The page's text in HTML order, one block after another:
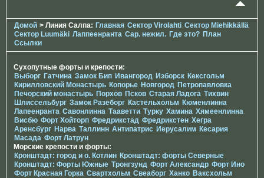
Домой > Линия Салпа: Главная Сектор Virolahti Сектор Miehikkällä
Сектор Luumäki Лаппеенранта Сар. нежил. Где это? План
Ссылки
Сухопутные форты и крепости:
Выборг Гатчина Замок Бип Ивангород Изборск Кексгольм
Кирилловский Монастырь Копорье Новгород Петропавловка
Печорcкий монастырь Порхов Псков Старая Ладога Тихвин
Шлиссельбург Замок Разеборг Кастельхольм Кюменлинна
Лапеенранта Савонлинна Тааветти Турку Хамина Хямеенлинна
Висбю Форт Хойторп Фредрикстад Фредрикстен Хегра
Аренсбург Нарва Таллинн Антипатрис Иерусалим Кесария
Масада Форт Латрун
Морские крепости и форты:
Кронштадт: город и о. Котлин Кронштадт: форты Северные
Кронштадт: Форты Южные Тронгзунд Форт Александр Форт Ино
Форт Красная Горка Свартхольм Свеаборг Ханко Ваксхольм